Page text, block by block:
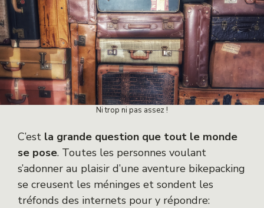
Ni trop ni pas assez !
C’est la grande question que tout le monde
se pose. Toutes les personnes voulant
s’adonner au plaisir d’une aventure bikepacking
se creusent les méninges et sondent les
tréfonds des internets pour y répondre: